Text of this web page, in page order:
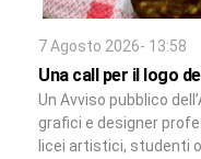
7 Agosto 2026- 13:58
Una call per il logo
Un Avviso pubblico
grafici e designer
licei artistici, studenti